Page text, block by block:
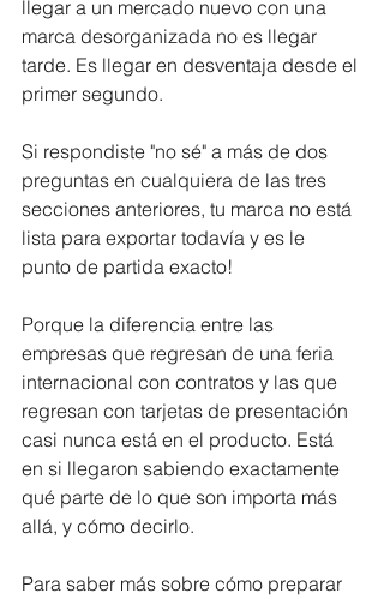
llegar a un mercado nuevo con una
marca desorganizada no es llegar
tarde. Es llegar en desventaja desde el
primer segundo.
Si respondiste "no sé" a más de dos
preguntas en cualquiera de las tres
secciones anteriores, tu marca no está
lista para exportar todavía y es le
punto de partida exacto!
Porque la diferencia entre las
empresas que regresan de una feria
internacional con contratos y las que
regresan con tarjetas de presentación
casi nunca está en el producto. Está
en si llegaron sabiendo exactamente
qué parte de lo que son importa más
allá, y cómo decirlo.
Para saber más sobre cómo preparar